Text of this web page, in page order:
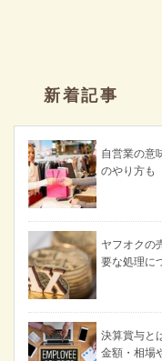
新着記事
自営業の意
のやり方も
ヤフオクの
要な処理に
決算賞与と
金額・相場